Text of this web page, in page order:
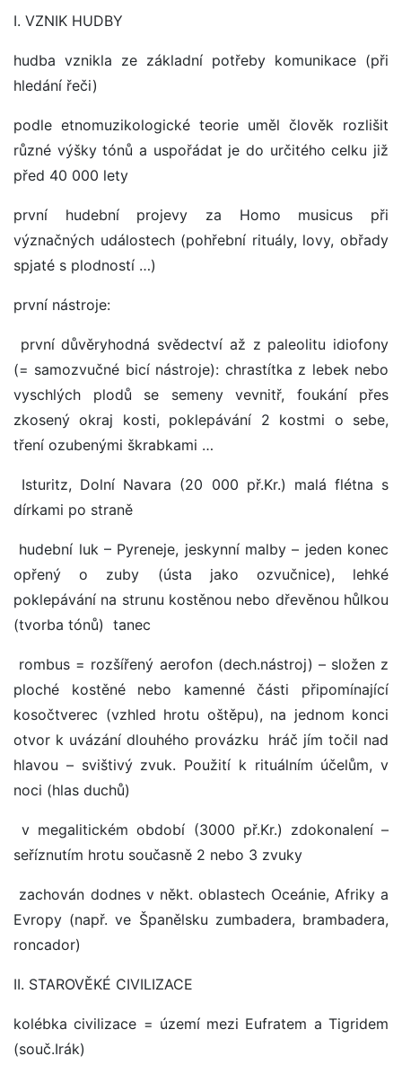
I. VZNIK HUDBY
hudba vznikla ze základní potřeby komunikace (při
hledání řeči)
podle etnomuzikologické teorie uměl člověk rozlišit
různé výšky tónů a uspořádat je do určitého celku již
před 40 000 lety
první hudební projevy za Homo musicus při
význačných událostech (pohřební rituály, lovy, obřady
spjaté s plodností …)
první nástroje:
první důvěryhodná svědectví až z paleolitu idiofony
(= samozvučné bicí nástroje): chrastítka z lebek nebo
vyschlých plodů se semeny vevnitř, foukání přes
zkosený okraj kosti, poklepávání 2 kostmi o sebe,
tření ozubenými škrabkami …
Isturitz, Dolní Navara (20 000 př.Kr.) malá flétna s
dírkami po straně
hudební luk – Pyreneje, jeskynní malby – jeden konec
opřený o zuby (ústa jako ozvučnice), lehké
poklepávání na strunu kostěnou nebo dřevěnou hůlkou
(tvorba tónů) tanec
rombus = rozšířený aerofon (dech.nástroj) – složen z
ploché kostěné nebo kamenné části připomínající
kosočtverec (vzhled hrotu oštěpu), na jednom konci
otvor k uvázání dlouhého provázku hráč jím točil nad
hlavou – svištivý zvuk. Použití k rituálním účelům, v
noci (hlas duchů)
v megalitickém období (3000 př.Kr.) zdokonalení –
seříznutím hrotu současně 2 nebo 3 zvuky
zachován dodnes v někt. oblastech Oceánie, Afriky a
Evropy (např. ve Španělsku zumbadera, brambadera,
roncador)
II. STAROVĚKÉ CIVILIZACE
kolébka civilizace = území mezi Eufratem a Tigridem
(souč.Irák)